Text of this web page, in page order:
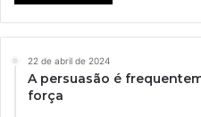
22 de abril de 2024
A persuasão é
força